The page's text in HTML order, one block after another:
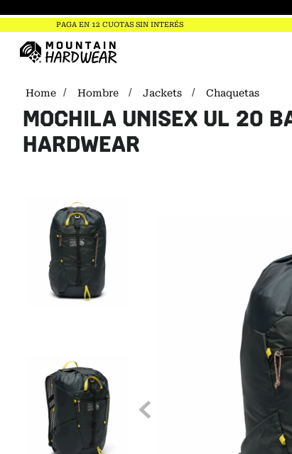
PAGA EN 12 CUOTAS SIN INTERÉS
Hombre Jackets Chaquetas
MOCHILA UNISEX UL 20
HARDWEAR